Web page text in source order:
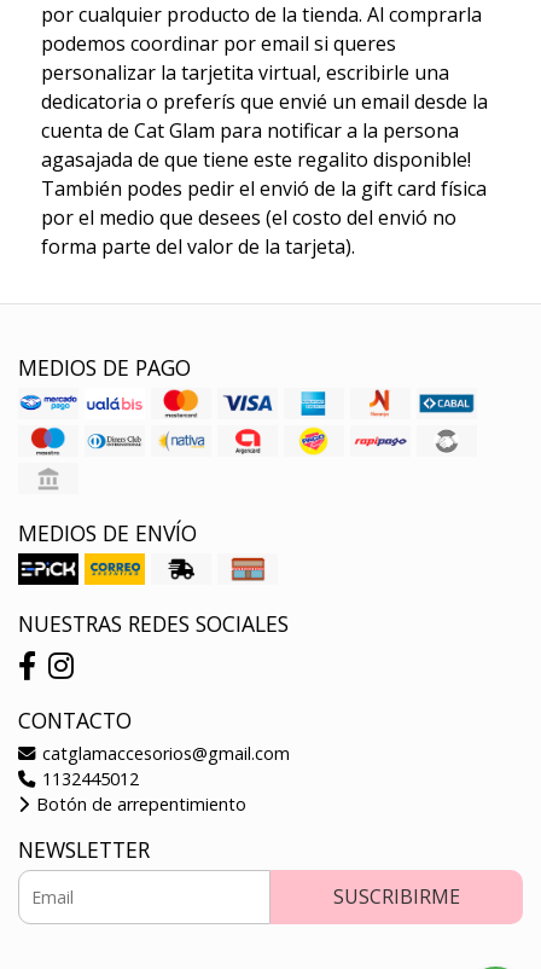
por cualquier producto de la tienda. Al comprarla
podemos coordinar por email si queres
personalizar la tarjetita virtual, escribirle una
dedicatoria o preferís que envié un email desde la
cuenta de Cat Glam para notificar a la persona
agasajada de que tiene este regalito disponible!
También podes pedir el envió de la gift card física
por el medio que desees (el costo del envió no
forma parte del valor de la tarjeta).
MEDIOS DE PAGO
MEDIOS DE ENVÍO
NUESTRAS REDES SOCIALES
CONTACTO
catglamaccesorios@gmail.com
1132445012
Botón de arrepentimiento
NEWSLETTER
SUSCRIBIRME